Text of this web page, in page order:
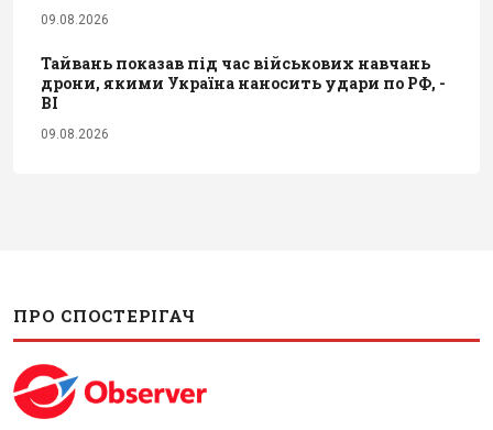
09.08.2026
Тайвань показав під час військових навчань
дрони, якими Україна наносить удари по РФ, -
BI
09.08.2026
ПРО СПОСТЕРІГАЧ